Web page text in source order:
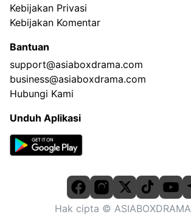
Kebijakan Privasi
Kebijakan Komentar
Bantuan
support@asiaboxdrama.com
business@asiaboxdrama.com
Hubungi Kami
Unduh Aplikasi
Hak cipta © ASIABOXDRAMA